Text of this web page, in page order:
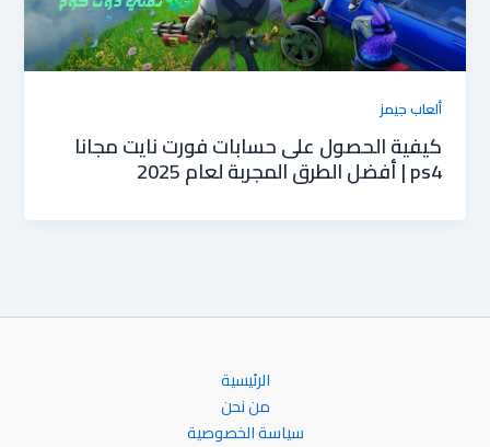
ألعاب جيمز
كيفية الحصول على حسابات فورت نايت مجانا
ps4 | أفضل الطرق المجربة لعام 2025
الرئيسية
من نحن
سياسة الخصوصية